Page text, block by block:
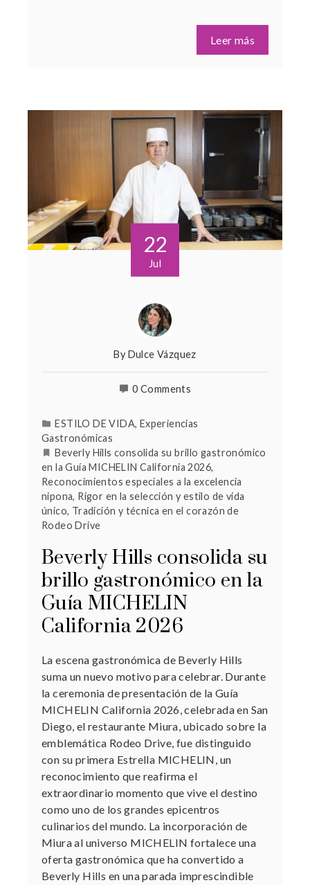
Leer más
22
Jul
By Dulce Vázquez
0 Comments
ESTILO DE VIDA, Experiencias
Gastronómicas
Beverly Hills consolida su brillo gastronómico
en la Guía MICHELIN California 2026,
Reconocimientos especiales a la excelencia
nipona, Rigor en la selección y estilo de vida
único, Tradición y técnica en el corazón de
Rodeo Drive
Beverly Hills consolida su
brillo gastronómico en la
Guía MICHELIN
California 2026
La escena gastronómica de Beverly Hills
suma un nuevo motivo para celebrar. Durante
la ceremonia de presentación de la Guía
MICHELIN California 2026, celebrada en San
Diego, el restaurante Miura, ubicado sobre la
emblemática Rodeo Drive, fue distinguido
con su primera Estrella MICHELIN, un
reconocimiento que reafirma el
extraordinario momento que vive el destino
como uno de los grandes epicentros
culinarios del mundo. La incorporación de
Miura al universo MICHELIN fortalece una
oferta gastronómica que ha convertido a
Beverly Hills en una parada imprescindible